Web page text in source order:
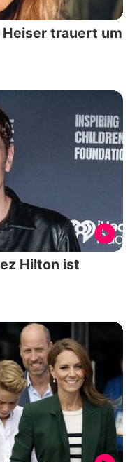
trauert um
Hilton ist